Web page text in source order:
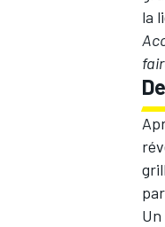
la